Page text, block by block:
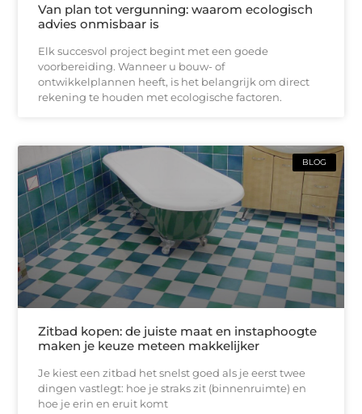
Van plan tot vergunning: waarom ecologisch
advies onmisbaar is
Elk succesvol project begint met een goede
voorbereiding. Wanneer u bouw- of
ontwikkelplannen heeft, is het belangrijk om direct
rekening te houden met ecologische factoren.
BLOG
Zitbad kopen: de juiste maat en instaphoogte
maken je keuze meteen makkelijker
Je kiest een zitbad het snelst goed als je eerst twee
dingen vastlegt: hoe je straks zit (binnenruimte) en
hoe je erin en eruit komt